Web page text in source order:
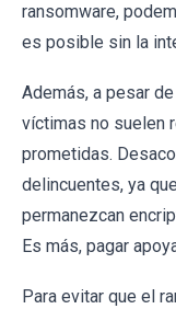
ransomware,
es posible sin la
Además, a pesar
víctimas no suelen
prometidas.
delincuentes, ya
permanezcan
Es más, pagar
Para evitar que el